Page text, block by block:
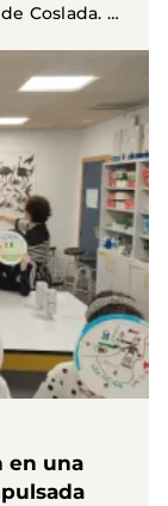
Coslada. El
en una